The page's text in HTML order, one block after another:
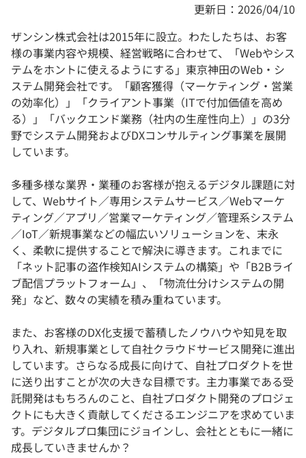
更新日：2026/04/10
ザンシン株式会社は2015年に設立。わたしたちは、お客
様の事業内容や規模、経営戦略に合わせて、「Webやシス
テムをホントに使えるようにする」東京神田のWeb・シ
ステム開発会社です。「顧客獲得（マーケティング・営業
の効率化）」「クライアント事業（ITで付加価値を高め
る）」「バックエンド業務（社内の生産性向上）」の3分
野でシステム開発およびDXコンサルティング事業を展開
しています。
多種多様な業界・業種のお客様が抱えるデジタル課題に対
して、Webサイト／専用システムサービス／Webマーケ
ティング／アプリ／営業マーケティング／管理系システム
／IoT／新規事業などの幅広いソリューションを、末永
く、柔軟に提供することで解決に導きます。これまでに
「ネット記事の盗作検知AIシステムの構築」や「B2Bライ
ブ配信プラットフォーム」、「物流仕分けシステムの開
発」など、数々の実績を積み重ねています。
また、お客様のDX化支援で蓄積したノウハウや知見を取
り入れ、新規事業として自社クラウドサービス開発に進出
しています。さらなる成長に向けて、自社プロダクトを世
に送り出すことが次の大きな目標です。主力事業である受
託開発はもちろんのこと、自社プロダクト開発のプロジェ
クトにも大きく貢献してくださるエンジニアを求めていま
す。デジタルプロ集団にジョインし、会社とともに一緒に
成長していきませんか？